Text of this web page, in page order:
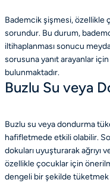
Bademcik şişmesi, özellikle
sorundur. Bu durum,
iltihaplanması sonucu
sorusuna yanıt arayanlar
bulunmaktadır.
Buzlu Su veya
Buzlu su veya dondurma
hafifletmede etkili olabilir.
dokuları uyuşturarak ağrıyı
özellikle çocuklar için
dengeli bir şekilde